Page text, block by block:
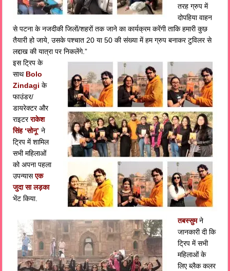
तरह ग्रुप में
दोपहिया वाहन
से पटना के नजदीकी जिलों/शहरों तक जाने का कार्यक्रम करेंगी ताकि हमारी कुछ
तैयारी हो जाये, उसके पश्चात 20 या 50 की संख्या में हम ग्रुप बनाकर टुविलर से
लद्दाख की यात्रा पर निकलेंगे.”
इस ट्रिप के
साथ Bolo
Zindagi के
फाउंडर/
डायरेक्टर और
राइटरराकेश
सिंह ‘सोनू’ ने
ट्रिप में शामिल
सभी महिलाओं
को अपना पहला
उपन्यासएक
जुदा सा लड़का
भेंट किया.
तबस्सुमने
जानकारी दी कि
ट्रिप में सभी
महिलाओं के
लिए ब्लैक कलर